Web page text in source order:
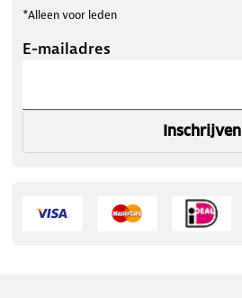
*Alleen voor leden
E-mailadres
Inschrijven